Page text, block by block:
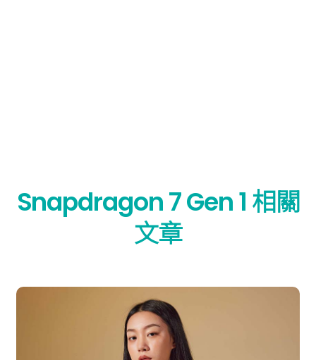
Snapdragon 7 Gen 1 相關
文章